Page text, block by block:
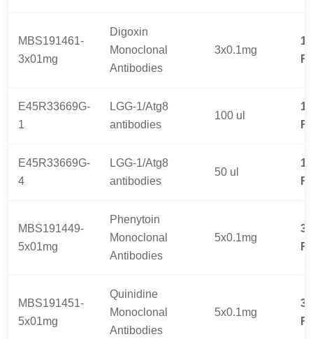
MBS191461-
3x01mg
Digoxin
Monoclonal
Antibodies
3x0.1mg
E45R33669G-
1
LGG-1/Atg8
antibodies
100 ul
E45R33669G-
4
LGG-1/Atg8
antibodies
50 ul
MBS191449-
5x01mg
Phenytoin
Monoclonal
Antibodies
5x0.1mg
MBS191451-
5x01mg
Quinidine
Monoclonal
Antibodies
5x0.1mg